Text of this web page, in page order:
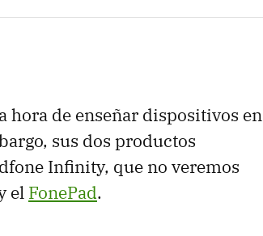
hora de enseñar dispositivos en
sus dos productos
Infinity, que no veremos
el FonePad.